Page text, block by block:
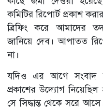
কমিটির রিপোর্ট প্রকাশ
ব্রিফিং করে আমাদের
জানিয়ে দেব। আপাতত
না।
যদিও এর আগে সংবাদ
প্রকাশের উদ্যোগ
সে সিদ্ধান্ত থেকে সরে